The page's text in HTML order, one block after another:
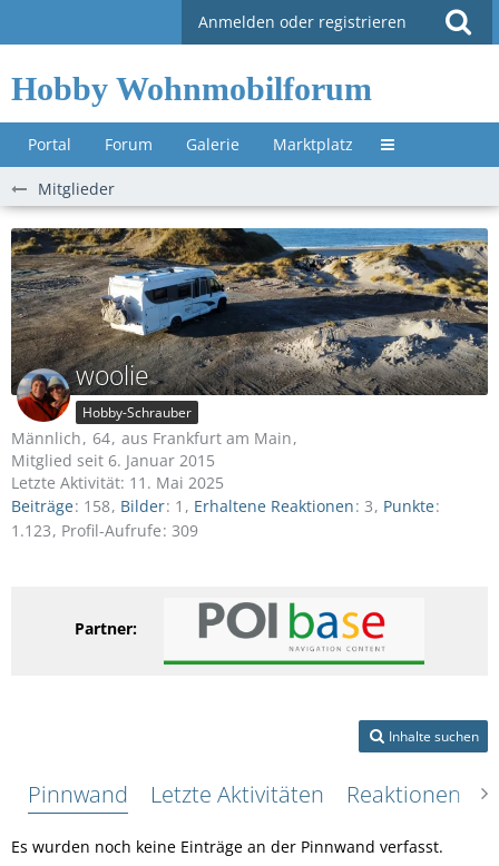
Anmelden oder registrieren
Hobby Wohnmobilforum
Portal Forum Galerie Marktplatz Untermenü »
Mitglieder
woolie
Hobby-Schrauber
Männlich 64 aus Frankfurt am Main
Mitglied seit 6. Januar 2015
Letzte Aktivität: 11. Mai 2025
Beiträge 158 Bilder 1 Erhaltene Reaktionen 3 Punkte
1.123 Profil-Aufrufe 309
Partner:
Inhalte suchen
Pinnwand Letzte Aktivitäten Reaktionen
Es wurden noch keine Einträge an der Pinnwand verfasst.